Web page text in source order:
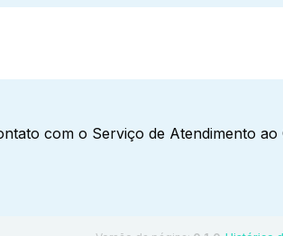
com o Serviço de Atendimento ao